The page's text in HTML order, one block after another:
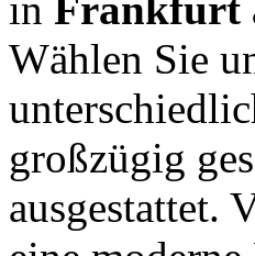
Wählen Sie
großzügig
ausgestattet.